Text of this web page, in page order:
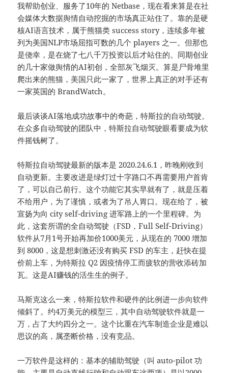
我帮助创业、服务了10年的 Netbase，现在看来算是在社
会媒体大数据舆情自动挖掘的市场真正站住了。靠的是硬
核AI语言技术，属于熊猫类 success story，连续多年被
列为美国NLP市场屈指可数的几个 players 之一。但那也
是侥幸，是在烧了七八千万投资以后才站住的。同期创业
的几十家做舆情的AI初创，全部灰飞烟灭。算是尸骨堆里
爬出来的熊猫，美国只此一家了，世界上真正的对手还有
一家英国的 BrandWatch。
最后谈谈AI落地成功故事中的奇葩，特斯拉的自动驾驶。
在众多自动驾驶的团队中，特斯拉自动驾驶眼看要成为软
件摇钱树了。
特斯拉自动驾驶最新的版本是 2020.24.6.1，昨晚刚收到
自动更新。主要改进是绿灯过十字路口不再需要用户首肯
了，可以自己前行。这个功能它其实早就有了，就是压着
不给用户，为了谨慎，或者为了吊人胃口。现在给了，被
宣扬为向 city self-driving 进军路上的一个里程碑。为
此，这套所谓的全自动驾驶（FSD，Full Self-Driving）
软件从7月1号开始再加价1000美元，从现在的 7000 增加
到 8000，这是想刺激还没有购买 FSD 的车主，赶快在提
价前上车，为特斯拉 Q2 因疫情停工而疲软的营收添砖加
瓦。这是AI赚钱的活生生的例子。
马斯克这么一来，特斯拉软件和硬件的比例进一步向软件
倾斜了。约4万美元的模型三，其中自动驾驶软件就是一
万，占了大约四分之一。这个比重在汽车制造企业是难以
思议的高，属垄断价格，没有竞品。
一万软件是这样的：基本的辅助驾驶（叫 auto-pilot 功